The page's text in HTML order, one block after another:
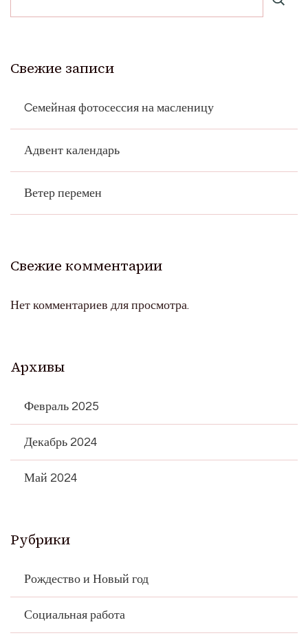
Свежие записи
Cемейная фотосессия на масленицу
Адвент календарь
Ветер перемен
Свежие комментарии
Нет комментариев для просмотра.
Архивы
Февраль 2025
Декабрь 2024
Май 2024
Рубрики
Рождество и Новый год
Социальная работа